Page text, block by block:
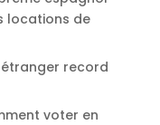
locations de
étranger record
voter en